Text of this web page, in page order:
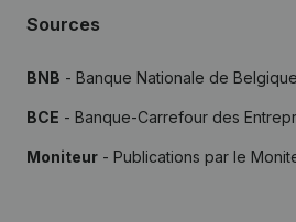
Sources
BNB - Banque Nationale de Belgique
BCE - Banque-Carrefour des
Moniteur - Publications par le